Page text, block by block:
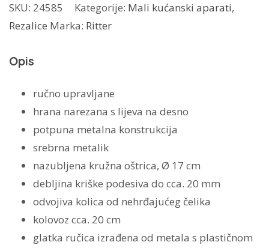
3
količina
SKU: 24585 Kategorije: Mali kućanski aparati,
Rezalice Marka: Ritter
Opis
ručno upravljane
hrana narezana s lijeva na desno
potpuna metalna konstrukcija
srebrna metalik
nazubljena kružna oštrica, Ø 17 cm
debljina kriške podesiva do cca. 20 mm
odvojiva kolica od nehrđajućeg čelika
kolovoz cca. 20 cm
glatka ručica izrađena od metala s plastičnom